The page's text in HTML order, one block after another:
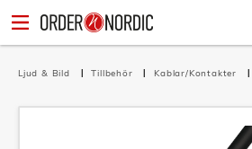
Ljud & Bild Tillbehör Kablar/Kontakter